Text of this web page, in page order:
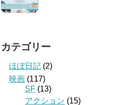
カテゴリー
ほぼ日記 (2)
映画 (117)
SF (13)
アクション (15)